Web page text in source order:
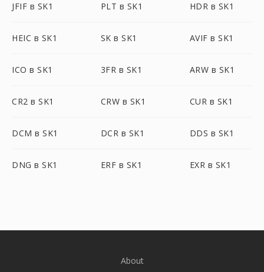
JFIF в SK1 PLT в SK1 HDR в SK1
HEIC в SK1 SK в SK1 AVIF в SK1
ICO в SK1 3FR в SK1 ARW в SK1
CR2 в SK1 CRW в SK1 CUR в SK1
DCM в SK1 DCR в SK1 DDS в SK1
DNG в SK1 ERF в SK1 EXR в SK1
About